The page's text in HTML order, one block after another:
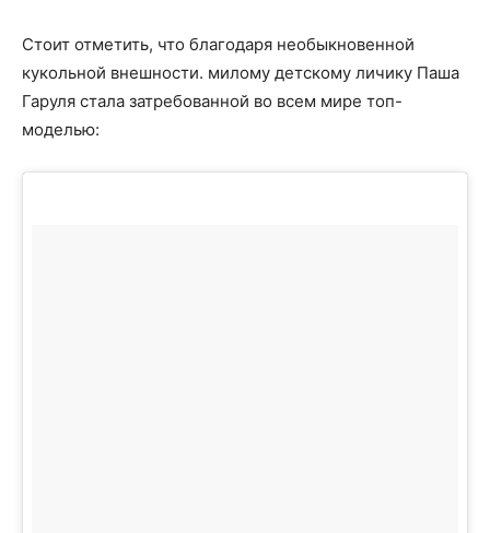
Стоит отметить, что благодаря необыкновенной
кукольной внешности. милому детскому личику Паша
Гаруля стала затребованной во всем мире топ-
моделью: